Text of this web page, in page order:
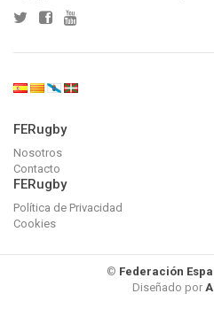
FERugby
Nosotros
Contacto
FERugby
Política de Privacidad
Cookies
© Federación
Diseñado por